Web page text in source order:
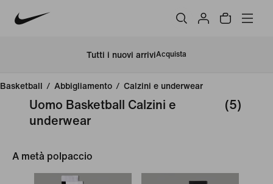
Tutti i nuovi arriviAcquista
Basketball / Abbigliamento / Calzini e underwear
Uomo Basketball Calzini e
underwear
(5)
A metà polpaccio